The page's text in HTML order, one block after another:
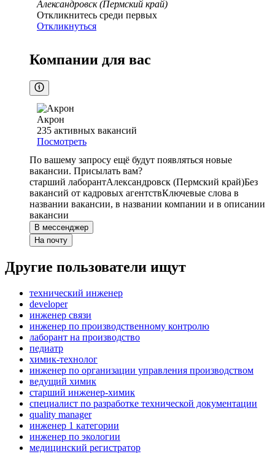
Александровск (Пермский край)
Откликнитесь среди первых
Откликнуться
Компании для вас
Акрон
235 активных вакансий
Посмотреть
По вашему запросу ещё будут появляться новые
вакансии. Присылать вам?
старший лаборантАлександровск (Пермский край)Без
вакансий от кадровых агентствКлючевые слова в
названии вакансии, в названии компании и в описании
вакансии
В мессенджер
На почту
Другие пользователи ищут
технический инженер
developer
инженер связи
инженер по производственному контролю
лаборант на производство
педиатр
химик-технолог
инженер по организации управления производством
ведущий химик
старший инженер-химик
специалист по разработке технической документации
quality manager
инженер 1 категории
инженер по экологии
медицинский регистратор